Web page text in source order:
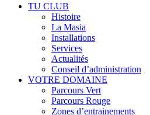
TU CLUB
Histoire
La Masia
Installations
Services
Actualités
Conseil d’administration
VOTRE DOMAINE
Parcours Vert
Parcours Rouge
Zones d’entrainements